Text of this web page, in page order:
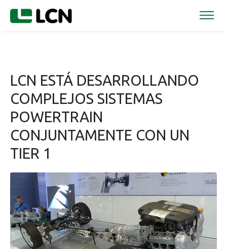
LCN ESTÁ DESARROLLANDO
COMPLEJOS SISTEMAS
POWERTRAIN
CONJUNTAMENTE CON UN
TIER 1